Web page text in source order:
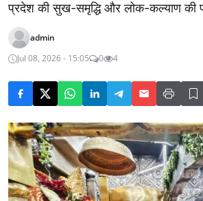
प्रदेश की सुख-समृद्धि और लोक-कल्याण की
admin
Jul 08, 2026 - 15:05
0 4